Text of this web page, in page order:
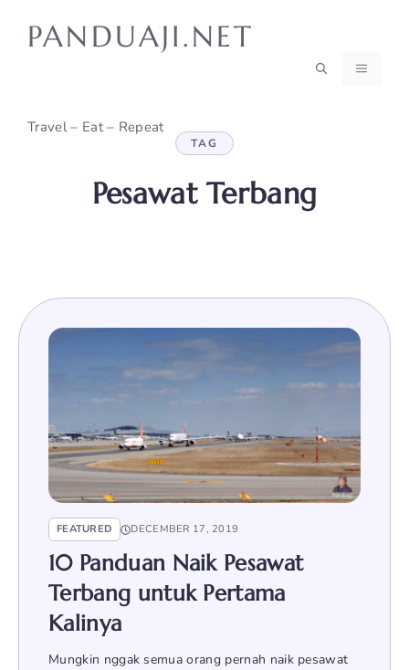
PANDUAJI.NET
Travel – Eat – Repeat
MENU
TAG
Pesawat Terbang
FEATURED DECEMBER 17, 2019
10 Panduan Naik Pesawat
Terbang untuk Pertama
Kalinya
Mungkin nggak semua orang pernah naik pesawat